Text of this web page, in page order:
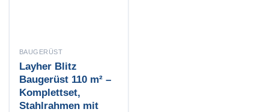
BAUGERÜST
Layher Blitz
Baugerüst 110 m² –
Komplettset,
Stahlrahmen mit